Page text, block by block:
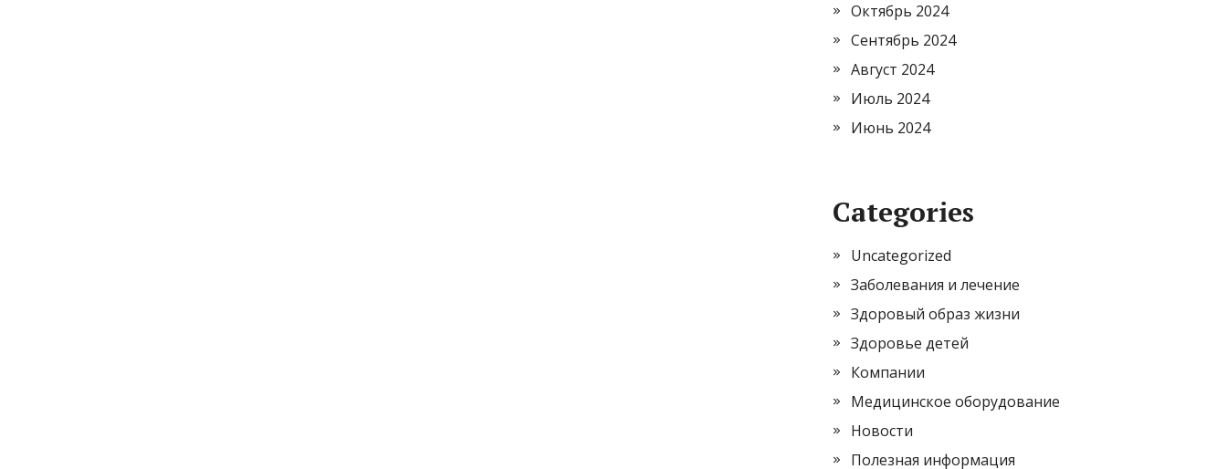
Октябрь 2024
Сентябрь 2024
Август 2024
Июль 2024
Июнь 2024
Categories
Uncategorized
Заболевания и лечение
Здоровый образ жизни
Здоровье детей
Компании
Медицинское оборудование
Новости
Полезная информация